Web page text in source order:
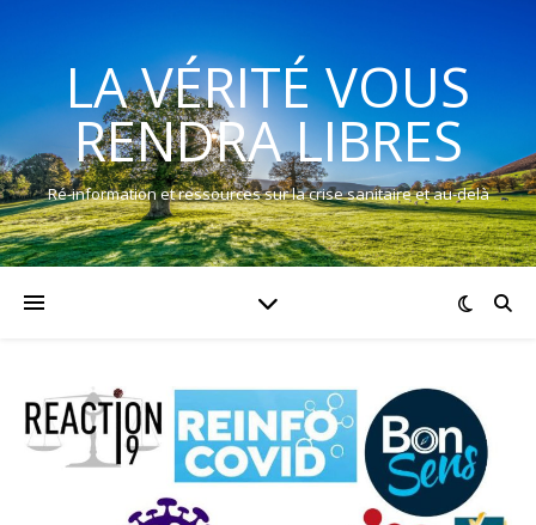
LA VÉRITÉ VOUS
RENDRA LIBRES
Ré-information et ressources sur la crise sanitaire et au-delà